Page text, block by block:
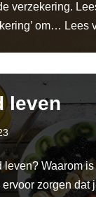
verzekering.
om… Lees
leven
leven? Waarom
zorgen dat